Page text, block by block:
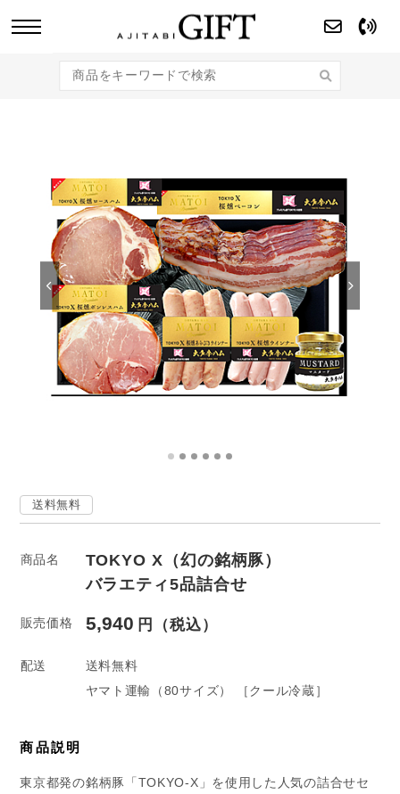
のギフト商品をご提案します。
送料無料
商品名
TOKYO X（幻の銘柄豚）
バラエティ5品詰合せ
販売価格 5,940
配送
送料無料
ヤマト運輸 （80サイズ） ［クール冷蔵］
商品説明
東京都発の銘柄豚「TOKYO-X」を使用した人気の詰合せセ